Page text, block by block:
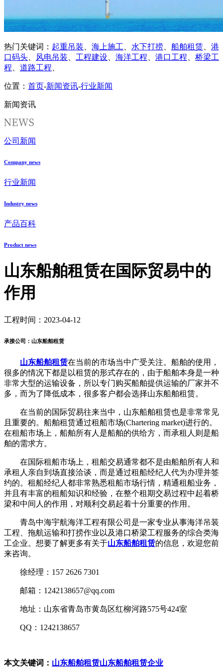
热门关键词： 起重吊装、 海上施工、 水下打捞、 船舶租赁、 港
口码头、 风电吊装、 工程建设、 海洋工程、 港口工程、 桥梁工
程、 道路工程、
位置： 首页-新闻资讯-行业新闻
新闻资讯
公司新闻
Company news
行业新闻
Industry news
产品百科
Product news
山东船舶租赁在国际贸易中的
作用
工程时间：2023-04-12
承接公司：山东船舶租赁
山东船舶租赁在当前的市场当中广受关注。船舶的使用，
很多的情况下都是以租赁的形式存在的，由于船舶本身是一种
非常大型的运输设备，所以专门购买船舶提供运输的厂家并不
多，而为了降低成本，很多客户都会选择山东船舶租赁。
在当前的国际贸易往来当中，山东船舶租赁也是非常常见
且重要的。船舶租赁通过租船市场(Chartering market)进行的。
在租船市场上，船舶所有人是船舶的供给方，而承租人则是船
舶的需求方。
在国际租船市场上，租船交易通常都不是由船舶所有人和
承租人亲自到场直接洽谈，而是通过租船经纪人代为办理并签
约的。租船经纪人都非常熟悉租船市场行情，精通租船业务，
并且有丰富的租船知识和经验，在整个租期交易过程中起着桥
梁和中间人的作用，对顺利交易起着十分重要的作用。
青岛中海宇航海洋工程有限公司是一家专业从事海洋吊装
工程、拖航运输和打捞作业以及港口桥梁工程服务的综合类海
工企业。想要了解更多有关于山东船舶租赁的信息，欢迎您前
来咨询。
徐经理：157 2626 7301
邮箱：1242138657@qq.com
地址：山东省青岛市黄岛区红柳河路575号424室
QQ：1242138657
本文关键词： 山东船舶租赁山东船舶租赁企业